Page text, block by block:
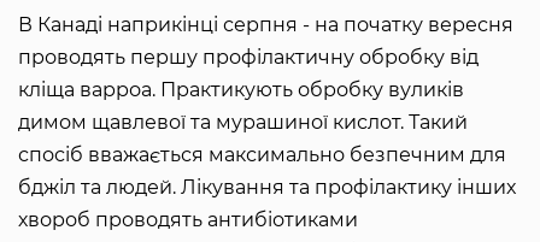
В Канаді наприкінці серпня - на початку вересня
проводять першу профілактичну обробку від
кліща варроа. Практикують обробку вуликів
димом щавлевої та мурашиної кислот. Такий
спосіб вважається максимально безпечним для
бджіл та людей. Лікування та профілактику інших
хвороб проводять антибіотиками